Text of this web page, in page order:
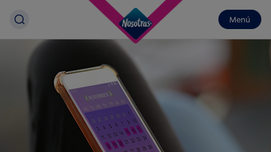
Menú